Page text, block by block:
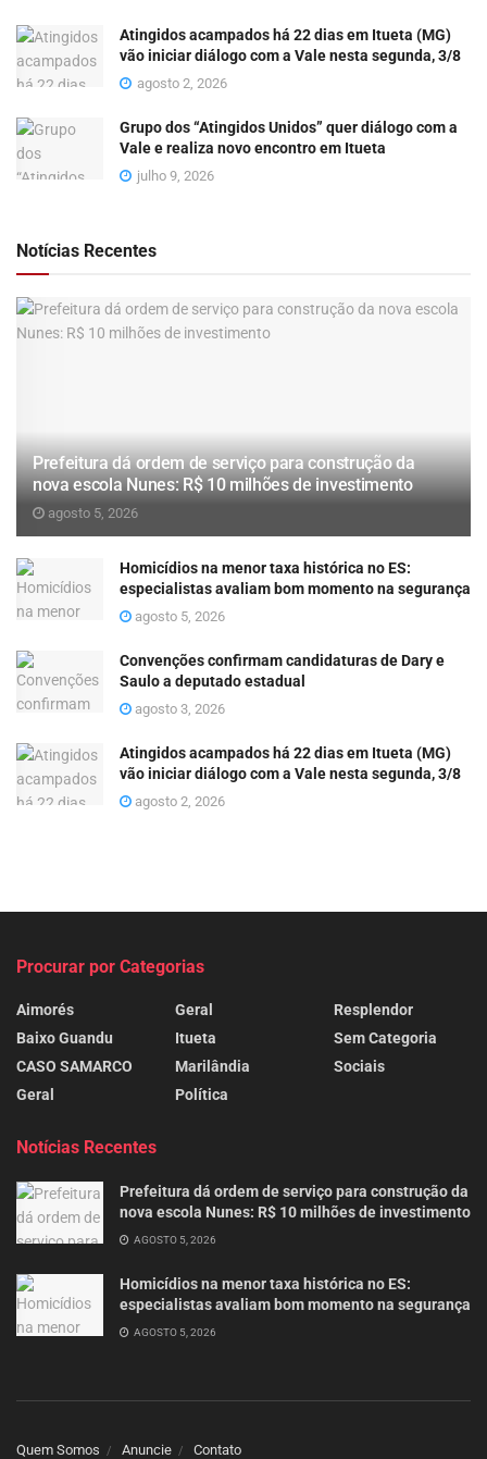
Atingidos acampados há 22 dias em Itueta (MG)
vão iniciar diálogo com a Vale nesta segunda, 3/8
agosto 2, 2026
Grupo dos “Atingidos Unidos” quer diálogo com a
Vale e realiza novo encontro em Itueta
julho 9, 2026
Notícias Recentes
Prefeitura dá ordem de serviço para construção da
nova escola Nunes: R$ 10 milhões de investimento
agosto 5, 2026
Homicídios na menor taxa histórica no ES:
especialistas avaliam bom momento na segurança
agosto 5, 2026
Convenções confirmam candidaturas de Dary e
Saulo a deputado estadual
agosto 3, 2026
Atingidos acampados há 22 dias em Itueta (MG)
vão iniciar diálogo com a Vale nesta segunda, 3/8
agosto 2, 2026
Procurar por Categorias
Aimorés
Baixo Guandu
CASO SAMARCO
Geral
Geral
Itueta
Marilândia
Política
Resplendor
Sem Categoria
Sociais
Notícias Recentes
Prefeitura dá ordem de serviço para construção da
nova escola Nunes: R$ 10 milhões de investimento
AGOSTO 5, 2026
Homicídios na menor taxa histórica no ES:
especialistas avaliam bom momento na segurança
AGOSTO 5, 2026
Quem Somos Anuncie Contato